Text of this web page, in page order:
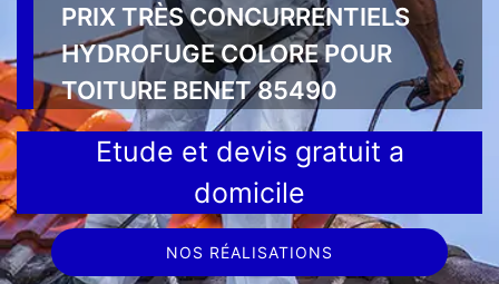
PRIX TRÈS CONCURRENTIELS
HYDROFUGE COLORE POUR
TOITURE BENET 85490
Etude et devis gratuit a
domicile
NOS RÉALISATIONS